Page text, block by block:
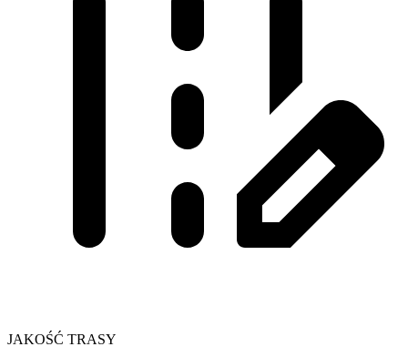
JAKOŚĆ TRASY